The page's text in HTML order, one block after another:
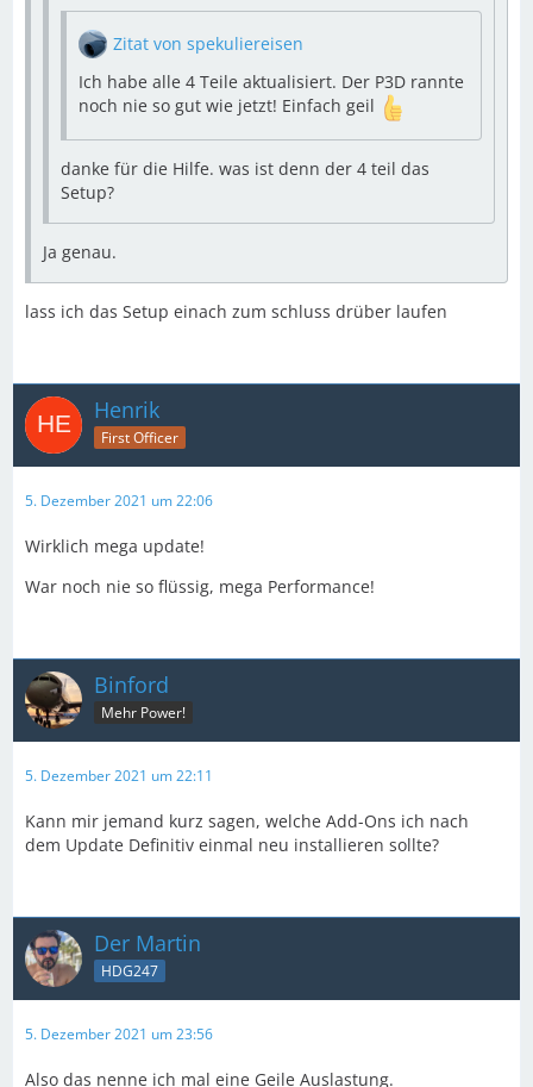
Zitat von spekuliereisen
Ich habe alle 4 Teile aktualisiert. Der P3D rannte
noch nie so gut wie jetzt! Einfach geil
danke für die Hilfe. was ist denn der 4 teil das
Setup?
Ja genau.
lass ich das Setup einach zum schluss drüber laufen
Henrik
First Officer
5. Dezember 2021 um 22:06
Wirklich mega update!
War noch nie so flüssig, mega Performance!
Binford
Mehr Power!
5. Dezember 2021 um 22:11
Kann mir jemand kurz sagen, welche Add-Ons ich nach
dem Update Definitiv einmal neu installieren sollte?
Der Martin
HDG247
5. Dezember 2021 um 23:56
Also das nenne ich mal eine Geile Auslastung.